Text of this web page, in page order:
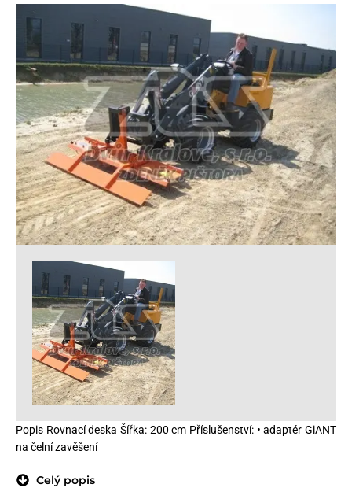
Popis Rovnací deska Šířka: 200 cm Příslušenství: • adaptér GiANT
na čelní zavěšení
Celý popis